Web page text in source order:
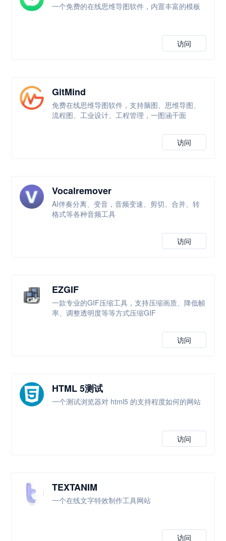
一个免费的在线思维导图软件，内置丰富的模板
访问
GitMind
免费在线思维导图软件，支持脑图、思维导图、
流程图、工业设计、工程管理，一图涵千面
访问
Vocalremover
AI伴奏分离、变音，音频变速、剪切、合并、转
格式等各种音频工具
访问
EZGIF
一款专业的GIF压缩工具，支持压缩画质、降低帧
率、调整透明度等等方式压缩GIF
访问
HTML 5测试
一个测试浏览器对 html5 的支持程度如何的网站
访问
TEXTANIM
一个在线文字特效制作工具网站
访问